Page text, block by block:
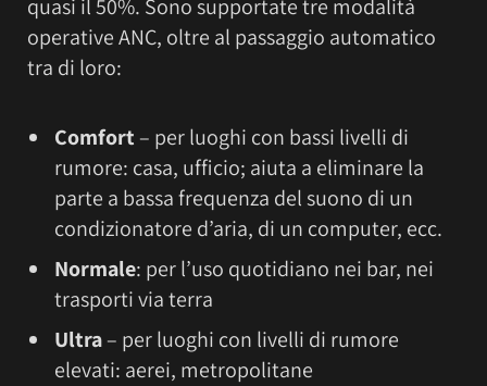
quasi il 50%. Sono supportate tre modalità
operative ANC, oltre al passaggio automatico
tra di loro:
Comfort – per luoghi con bassi livelli di
rumore: casa, ufficio; aiuta a eliminare la
parte a bassa frequenza del suono di un
condizionatore d’aria, di un computer, ecc.
Normale: per l’uso quotidiano nei bar, nei
trasporti via terra
Ultra– per luoghi con livelli di rumore
elevati: aerei, metropolitane